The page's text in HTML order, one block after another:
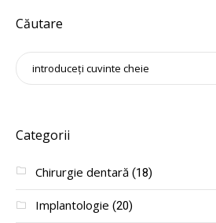
Căutare
Categorii
Chirurgie dentară (18)
Implantologie (20)